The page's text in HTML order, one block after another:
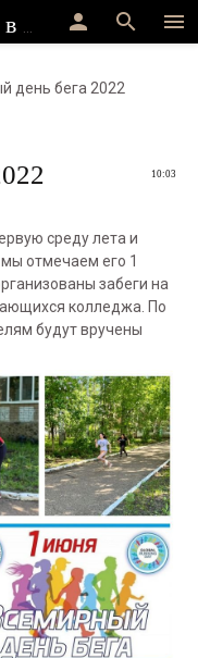
menu
search
person
день бега 2022
10:03
среду лета и
отмечаем его 1
забеги на
колледжа. По
будут вручены